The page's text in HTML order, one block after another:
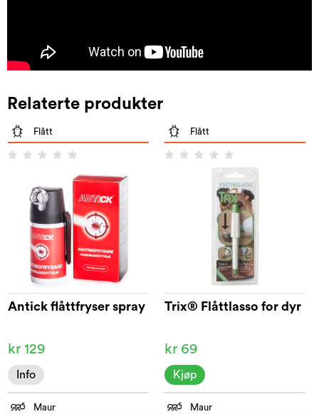
Relaterte produkter
Flått
Antick flåttfryser spray
kr 129
Info
Flått
Trix® Flåttlasso for dyr
kr 69
Kjøp
Maur Maur